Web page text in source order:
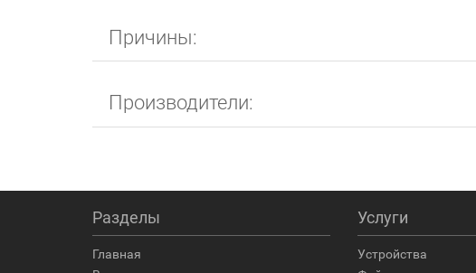
Причины:
Производители:
Разделы
Главная
Услуги
Устройства